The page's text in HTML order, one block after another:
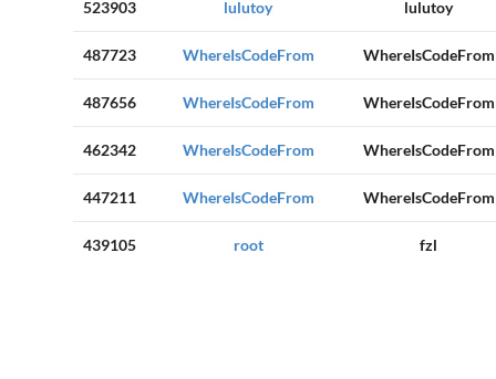
523903 lulutoy lulutoy
487723 WhereIsCodeFrom WhereIsCodeFrom
487656 WhereIsCodeFrom WhereIsCodeFrom
462342 WhereIsCodeFrom WhereIsCodeFrom
447211 WhereIsCodeFrom WhereIsCodeFrom
439105 root fzl